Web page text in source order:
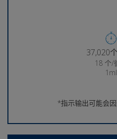
37,602
18 个/
1ml
*指示输出可能会